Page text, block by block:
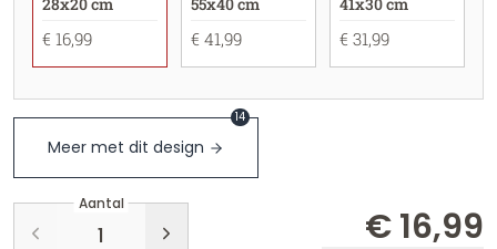
€ 16,99 € 41,99 € 31,99
Meer met dit design
14
Aantal
€ 16,99